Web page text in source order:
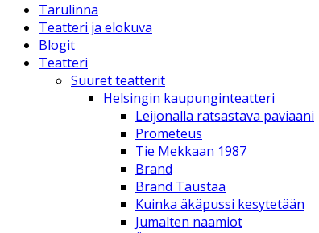
Tarulinna
Teatteri ja elokuva
Blogit
Teatteri
Suuret teatterit
Helsingin kaupunginteatteri
Leijonalla ratsastava paviaani
Prometeus
Tie Mekkaan 1987
Brand
Brand Taustaa
Kuinka äkäpussi kesytetään
Jumalten naamiot